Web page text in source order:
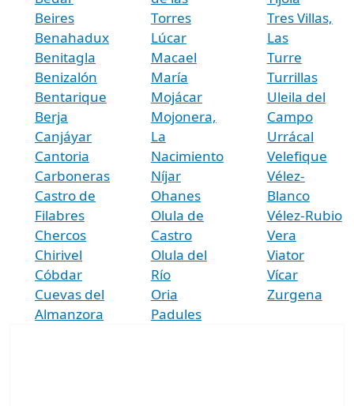
Beires
Benahadux
Benitagla
Benizalón
Bentarique
Berja
Canjáyar
Cantoria
Carboneras
Castro de
Filabres
Chercos
Chirivel
Cóbdar
Cuevas del
Almanzora
Torres
Lúcar
Macael
María
Mojácar
Mojonera,
La
Nacimiento
Níjar
Ohanes
Olula de
Castro
Olula del
Río
Oria
Padules
Tres Villas,
Las
Turre
Turrillas
Uleila del
Campo
Urrácal
Velefique
Vélez-
Blanco
Vélez-Rubio
Vera
Viator
Vícar
Zurgena